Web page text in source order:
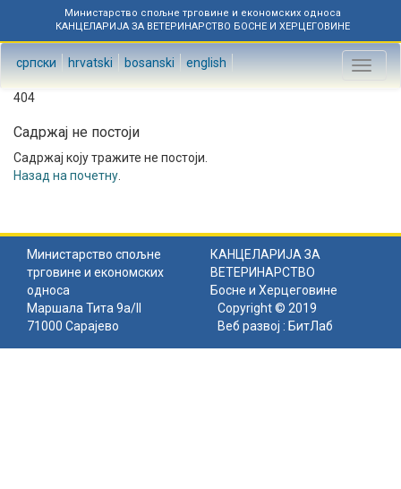
Министарство спољне трговине и економских односа
КАНЦЕЛАРИЈА ЗА ВЕТЕРИНАРСТВО БОСНЕ И ХЕРЦЕГОВИНЕ
српски hrvatski bosanski english
Toggle
404
Садржај не постоји
Садржај коју тражите не постоји.
Назад на почетну
Министарство спољне
трговине и економских
односа
КАНЦЕЛАРИЈА ЗА
ВЕТЕРИНАРСТВО
Босне и Херцеговине
Маршала Тита 9а/II
71000 Сарајево
Copyright © 2019
Веб развој : БитЛаб